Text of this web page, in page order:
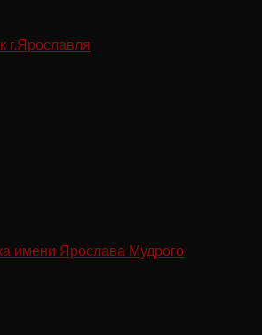
имени Ярослава Мудрого